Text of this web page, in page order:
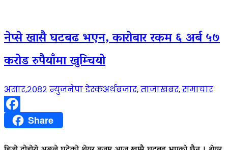
नेप्से खासै घटबढ भएन, काराेबार रकम ६ अर्ब ५७
कराेड रुपैयाँमा खुम्चियाे
असार,२०८२ न्युजनेपा डेस्कअर्थबजार,ताजाखबर,समाचार
FacebookShare